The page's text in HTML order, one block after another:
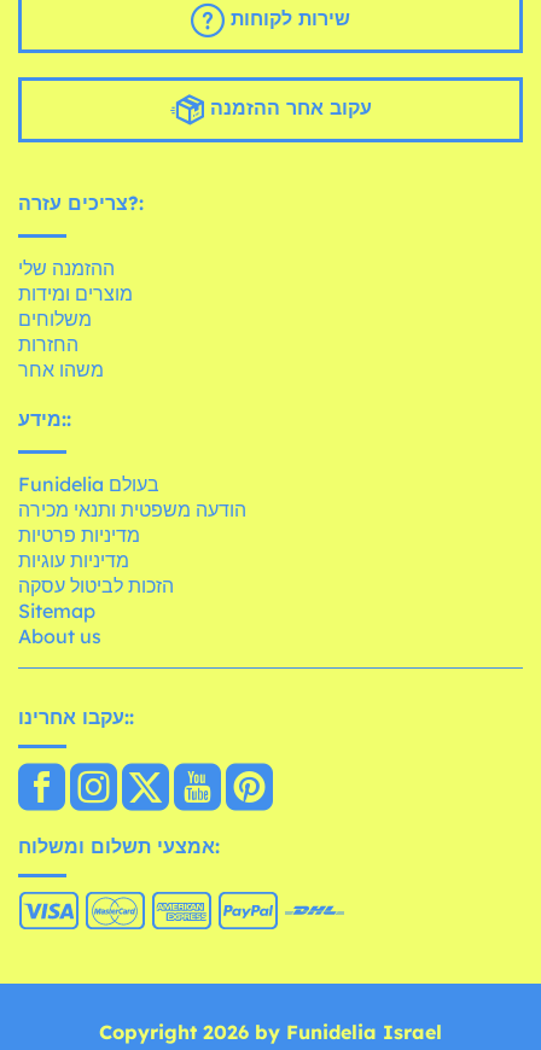
שירות לקוחות
עקוב אחר ההזמנה
צריכים עזרה?:
ההזמנה שלי
מוצרים ומידות
משלוחים
החזרות
משהו אחר
מידע::
Funidelia בעולם
הודעה משפטית ותנאי מכירה
מדיניות פרטיות
מדיניות עוגיות
הזכות לביטול עסקה
Sitemap
About us
עקבו אחרינו::
אמצעי תשלום ומשלוח:
Copyright 2026 by Funidelia Israel